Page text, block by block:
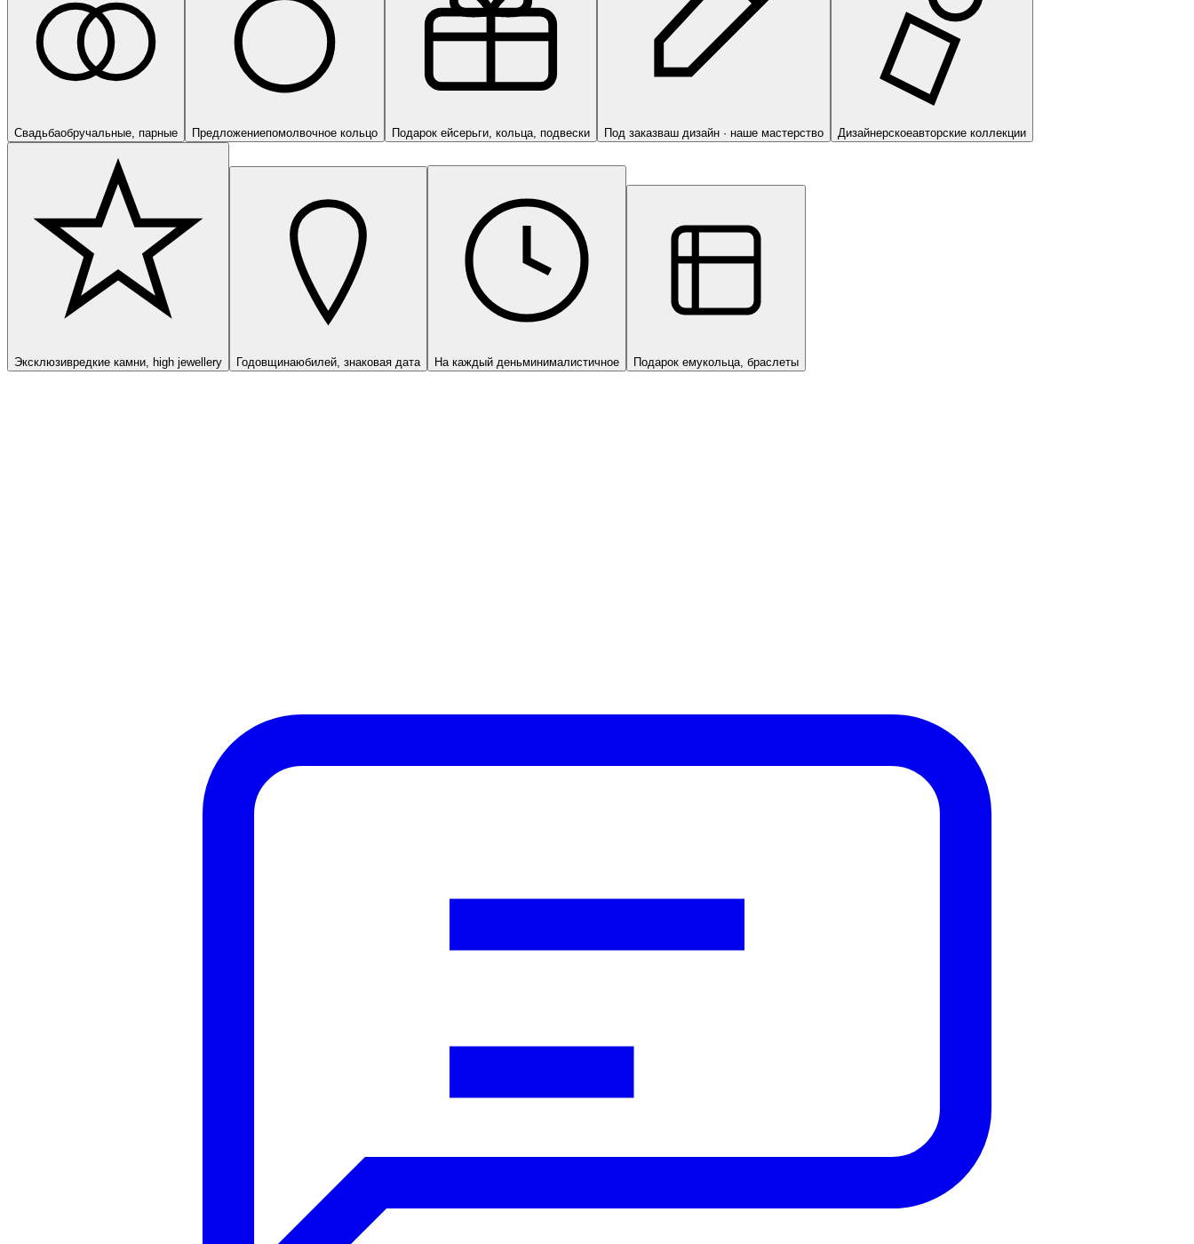
Свадьбаобручальные, парные Предложениепомолвочное кольцо Подарок ейсерьги, кольца, подвески Под заказваш дизайн · наше мастерство Дизайнерскоеавторские коллекции
Эксклюзивредкие камни, high jewellery Годовщинаюбилей, знаковая дата На каждый деньминималистичное Подарок емукольца, браслеты